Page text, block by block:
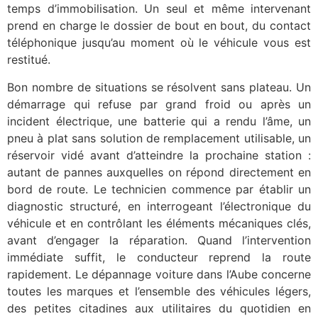
temps d’immobilisation. Un seul et même intervenant
prend en charge le dossier de bout en bout, du contact
téléphonique jusqu’au moment où le véhicule vous est
restitué.
Bon nombre de situations se résolvent sans plateau. Un
démarrage qui refuse par grand froid ou après un
incident électrique, une batterie qui a rendu l’âme, un
pneu à plat sans solution de remplacement utilisable, un
réservoir vidé avant d’atteindre la prochaine station :
autant de pannes auxquelles on répond directement en
bord de route. Le technicien commence par établir un
diagnostic structuré, en interrogeant l’électronique du
véhicule et en contrôlant les éléments mécaniques clés,
avant d’engager la réparation. Quand l’intervention
immédiate suffit, le conducteur reprend la route
rapidement. Le dépannage voiture dans l’Aube concerne
toutes les marques et l’ensemble des véhicules légers,
des petites citadines aux utilitaires du quotidien en